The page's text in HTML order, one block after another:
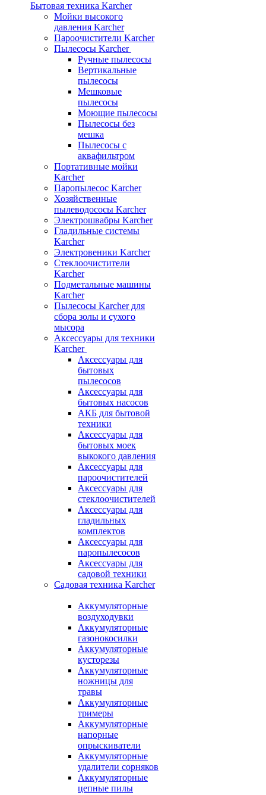
Бытовая техника Karcher
Мойки высокого
давления Karcher
Пароочистители Karcher
Пылесосы Karcher
Ручные пылесосы
Вертикальные
пылесосы
Мешковые
пылесосы
Моющие пылесосы
Пылесосы без
мешка
Пылесосы с
аквафильтром
Портативные мойки
Karcher
Паропылесос Karcher
Хозяйственные
пылеводососы Karcher
Электрошвабры Karcher
Гладильные системы
Karcher
Электровеники Karcher
Стеклоочистители
Karcher
Подметальные машины
Karcher
Пылесосы Karcher для
сбора золы и сухого
мысора
Аксессуары для техники
Karcher
Аксессуары для
бытовых
пылесосов
Аксессуары для
бытовых насосов
АКБ для бытовой
техники
Аксессуары для
бытовых моек
выкокого давления
Аксессуары для
пароочистителей
Аксессуары для
стеклоочистителей
Аксессуары для
гладильных
комплектов
Аксессуары для
паропылесосов
Аксессуары для
садовой техники
Садовая техника Karcher
Аккумуляторные
воздуходувки
Аккумуляторные
газонокосилки
Аккумуляторные
кусторезы
Аккумуляторные
ножницы для
травы
Аккумуляторные
тримеры
Аккумуляторные
напорные
опрыскиватели
Аккумуляторные
удалители сорняков
Аккумуляторные
цепные пилы